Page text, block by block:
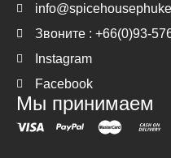
Звоните : +66(0)93-
Instagram
Facebook
Мы принимаем